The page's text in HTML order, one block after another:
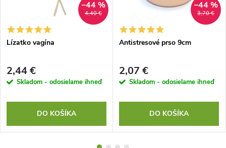
4,40 €
–44 %
Lízatko vagína
2,44 €
Skladom - odosielame ihneď
DO KOŠÍKA
3,70 €
–44 %
Antistresové prso 9cm
2,07 €
Skladom - odosielame ihneď
DO KOŠÍKA